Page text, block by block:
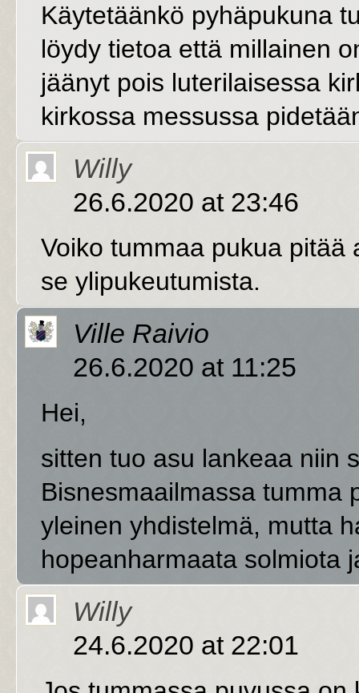
Käytetäänkö pyhäpukuna
löydy tietoa että millainen
jäänyt pois luterilaisessa
kirkossa messussa
Willy
26.6.2020 at 23:46
Voiko tummaa pukua pitää
se ylipukeutumista.
Ville Raivio
26.6.2020 at 11:25
Hei,
sitten tuo asu lankeaa niin
Bisnesmaailmassa tumma
yleinen yhdistelmä, mutta
hopeanharmaata solmiota
Willy
24.6.2020 at 22:01